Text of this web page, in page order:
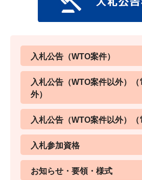
入札公告（WTO案件）
入札公告（WTO案件以外）（
外）
入札公告（WTO案件以外）（
入札参加資格
お知らせ・要領・様式